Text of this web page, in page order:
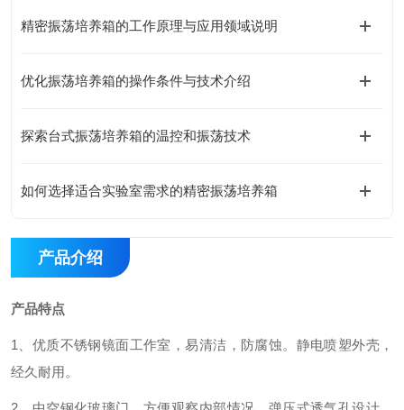
精密振荡培养箱的工作原理与应用领域说明
优化振荡培养箱的操作条件与技术介绍
探索台式振荡培养箱的温控和振荡技术
如何选择适合实验室需求的精密振荡培养箱
产品介绍
产品特点
1
优质不锈钢镜面工作室，易清洁，防腐蚀。静电喷塑外壳，
经久耐用。